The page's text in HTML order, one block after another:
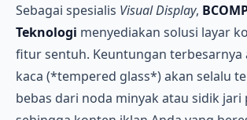
Sebagai spesialis Visual Display,
Teknologi menyediakan solusi layar
fitur sentuh. Keuntungan terbesarnya
kaca (*tempered glass*) akan selalu
bebas dari noda minyak atau sidik jari